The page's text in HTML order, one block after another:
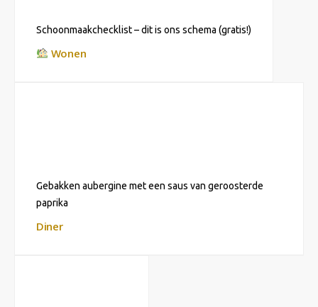
Schoonmaakchecklist – dit is ons schema (gratis!)
Wonen
Gebakken aubergine met een saus van geroosterde
paprika
Diner